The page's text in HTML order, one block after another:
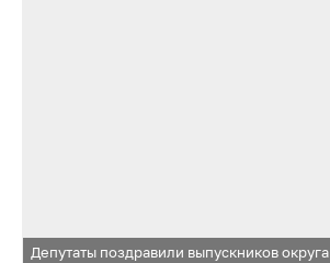
Депутаты поздравили выпускников округа